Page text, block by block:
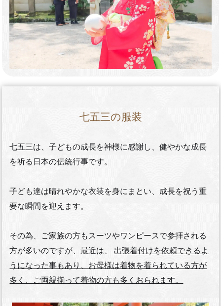
七五三の服装
七五三は、子どもの成長を神様に感謝し、健やかな成長
を祈る日本の伝統行事です。
子ども達は晴れやかな衣装を身にまとい、成長を祝う重
要な瞬間を迎えます。
その為、ご家族の方もスーツやワンピースで参拝される
方が多いのですが、最近は、 出張着付けを依頼できるよ
うになった事もあり、お母様は着物を着られている方が
多く、ご両親揃って着物の方も多くおられます。